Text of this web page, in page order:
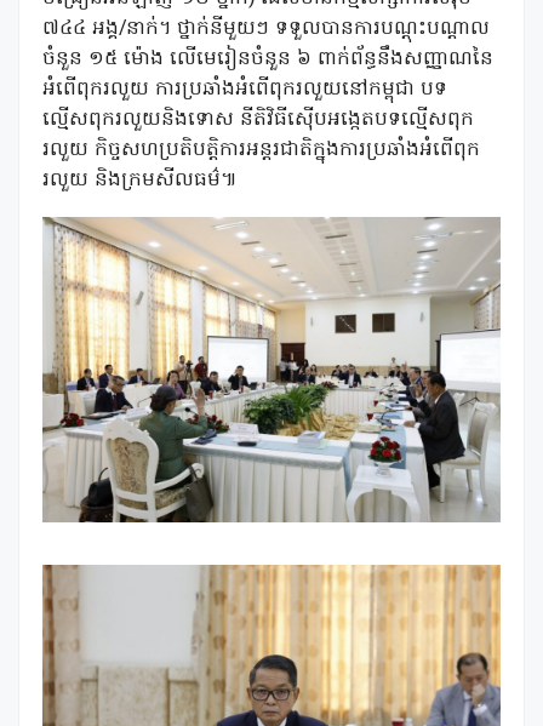
៧៤៤ អង្គ/នាក់។ ថ្នាក់នីមួយៗ ទទួលបានការបណ្តុះបណ្តាល
ចំនួន ១៥ ម៉ោង លើមេរៀនចំនួន ៦ ពាក់ព័ន្ធនឹងសញ្ញាណនៃ
អំពើពុករលួយ ការប្រឆាំងអំពើពុករលួយនៅកម្ពុជា បទ
ល្មើសពុករលួយនិងទោស នីតិវិធីស៊ើបអង្កេតបទល្មើសពុក
រលួយ កិច្ចសហប្រតិបត្តិការអន្តរជាតិក្នុងការប្រឆាំងអំពើពុក
រលួយ និងក្រមសីលធម៌៕